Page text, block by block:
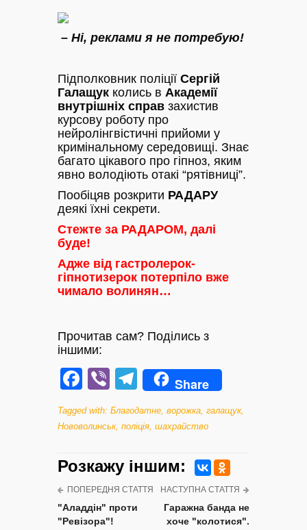
– Ні, реклами я не потребую!
Підполковник поліції Сергій
Галащук колись в Академії
внутрішніх справ захистив
курсову роботу про
нейролінгвістичні прийоми у
кримінальному середовищі. Знає
багато цікавого про гіпноз, яким
явно володіють отакі “рятівниці”.
Пообіцяв розкрити РАДАРУ
деякі їхні секрети.
Стежте за РАДАРОМ, далі
буде!
Адже від гастролерок-
гіпнотизерок потерпіло вже
чимало волинян…
Прочитав сам? Поділись з
іншими:
Facebook
ViberTelegram
Share
Tagged with: Благодатне ворожка галащук,
Нововолинськ, поліція шахрайство
Розкажу iншим:
ПОПЕРЕДНЯ СТАТТЯ
"Аладдін" проти
"Ревізора"!
НАСТУПНА СТАТТЯ
Гаражна банда не
хоче "колотися".